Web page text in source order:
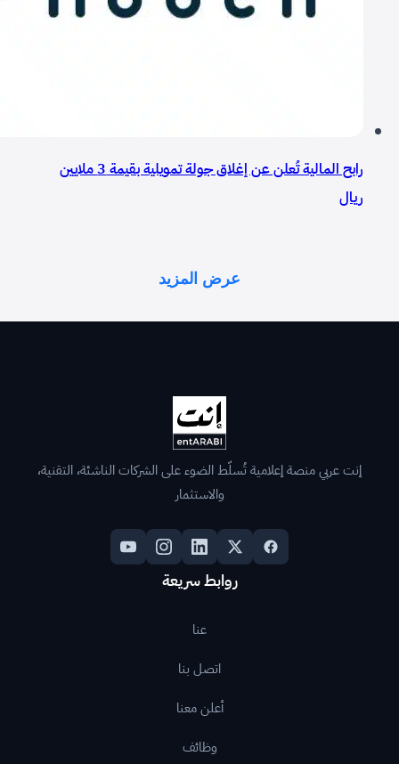
رابح المالية تُعلن عن إغلاق جولة تمويلية بقيمة 3 ملايين
ريال
عرض المزيد
إنت عربي منصة إعلامية تُسلّط الضوء على الشركات الناشئة، التقنية،
والاستثمار
روابط سريعة
عنا
اتصل بنا
أعلن معنا
وظائف